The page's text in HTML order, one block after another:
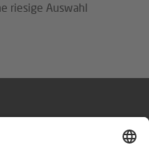
riesige Auswahl